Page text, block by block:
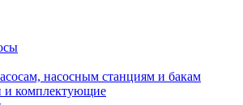
насосным станциям и бакам
и комплектующие